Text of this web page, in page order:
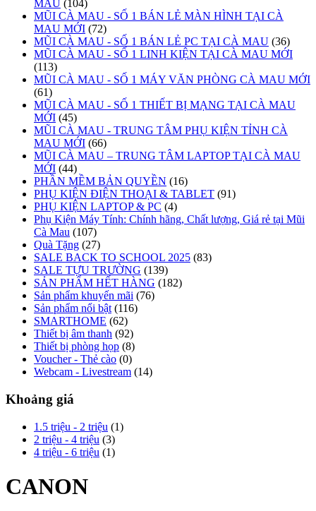
MAU (104)
MŨI CÀ MAU - SỐ 1 BÁN LẺ MÀN HÌNH TẠI CÀ
MAU MỚI (72)
MŨI CÀ MAU - SỐ 1 BÁN LẺ PC TẠI CÀ MAU (36)
MŨI CÀ MAU - SỐ 1 LINH KIỆN TẠI CÀ MAU MỚI
(113)
MŨI CÀ MAU - SỐ 1 MÁY VĂN PHÒNG CÀ MAU MỚI
(61)
MŨI CÀ MAU - SỐ 1 THIẾT BỊ MẠNG TẠI CÀ MAU
MỚI (45)
MŨI CÀ MAU - TRUNG TÂM PHỤ KIỆN TỈNH CÀ
MAU MỚI (66)
MŨI CÀ MAU – TRUNG TÂM LAPTOP TẠI CÀ MAU
MỚI (44)
PHẦN MỀM BẢN QUYỀN (16)
PHỤ KIỆN ĐIỆN THOẠI & TABLET (91)
PHỤ KIỆN LAPTOP & PC (4)
Phụ Kiện Máy Tính: Chính hãng, Chất lượng, Giá rẻ tại Mũi
Cà Mau (107)
Quà Tặng (27)
SALE BACK TO SCHOOL 2025 (83)
SALE TỰU TRƯỜNG (139)
SẢN PHẨM HẾT HÀNG (182)
Sản phẩm khuyến mãi (76)
Sản phẩm nổi bật (116)
SMARTHOME (62)
Thiết bị âm thanh (92)
Thiết bị phòng họp (8)
Voucher - Thẻ cào (0)
Webcam - Livestream (14)
Khoảng giá
1.5 triệu - 2 triệu (1)
2 triệu - 4 triệu (3)
4 triệu - 6 triệu (1)
CANON